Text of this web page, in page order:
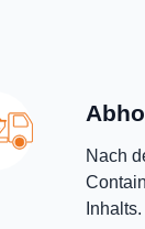
Nach
Inhalts.